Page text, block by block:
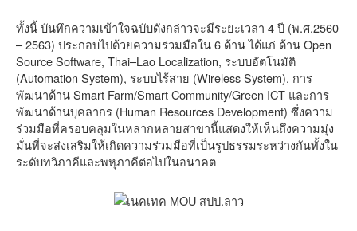
ทั้งนี้ บันทึกความเข้าใจฉบับดังกล่าวจะมีระยะเวลา 4 ปี (พ.ศ.2560
– 2563) ประกอบไปด้วยความร่วมมือใน 6 ด้าน ได้แก่ ด้าน Open
Source Software, Thai–Lao Localization, ระบบอัตโนมัติ
(Automation System), ระบบไร้สาย (Wireless System), การ
พัฒนาด้าน Smart Farm/Smart Community/Green ICT และการ
พัฒนาด้านบุคลากร (Human Resources Development) ซึ่งความ
ร่วมมือที่ครอบคลุมในหลากหลายสาขานี้แสดงให้เห็นถึงความมุ่ง
มั่นที่จะส่งเสริมให้เกิดความร่วมมือที่เป็นรูปธรรมระหว่างกันทั้งใน
ระดับทวิภาคีและพหุภาคีต่อไปในอนาคต